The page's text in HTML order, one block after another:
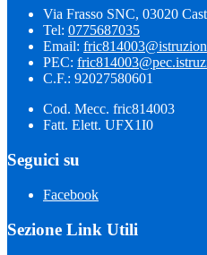
Via Frasso SNC, 03020
Tel: 0775687035
Email:
PEC:
C.F.: 92027580601
Cod. Mecc. fric814003
Fatt. Elett. UFX1I0
Seguici su
Facebook
Sezione Link Utili